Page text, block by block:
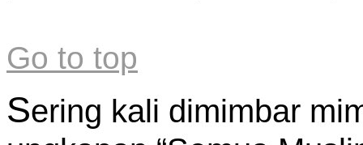
Go to top
Sering kali dimimbar